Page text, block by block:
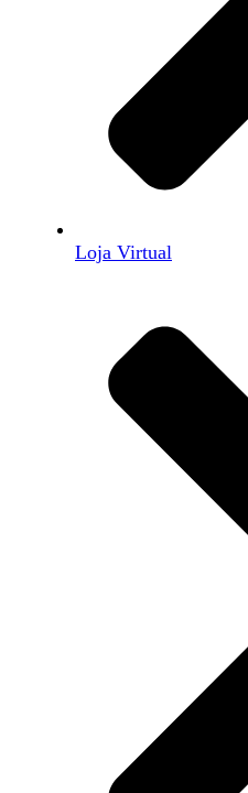
Loja Virtual